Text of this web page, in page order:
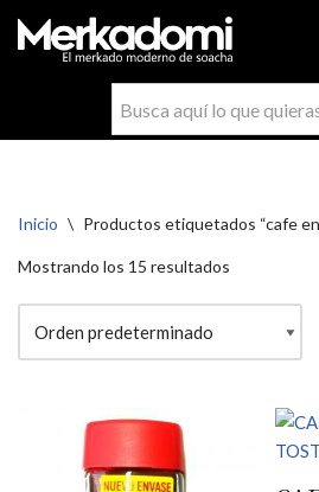
Saltar
Inicio \ Productos etiquetados “cafe
Mostrando los 15 resultados
Ahora compra fácil y rápido por
WhatsApp en Soacha